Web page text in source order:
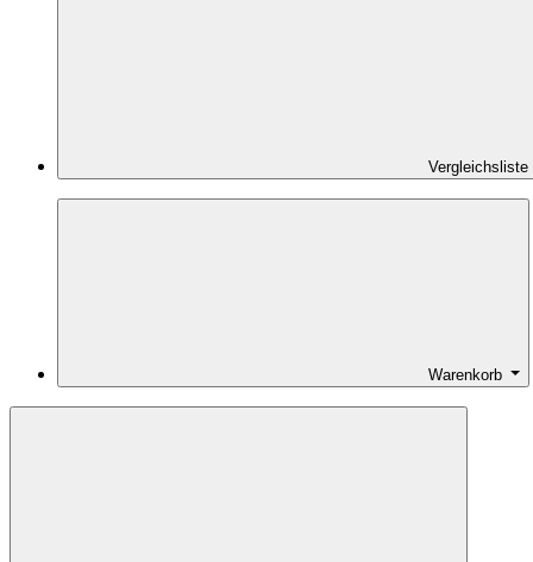
Vergleichsliste
Warenkorb